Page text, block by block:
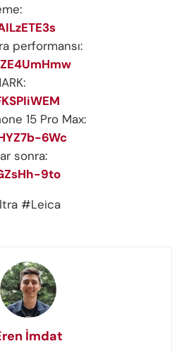
performansı:
15 Pro Max:
6Wc
sonra:
9to
#Leica
İmdat